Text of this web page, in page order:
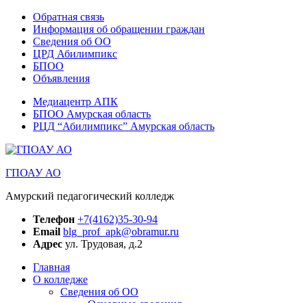
Обратная связь
Информация об обращении граждан
Сведения об ОО
ЦРД Абилимпикс
БПОО
Объявления
Медиацентр АПК
БПОО Амурская область
РЦД “Абилимпикс” Амурская область
ГПОАУ АО
Амурский педагогический колледж
Телефон +7(4162)35-30-94
Email blg_prof_apk@obramur.ru
Адрес ул. Трудовая, д.2
Главная
О колледже
Сведения об ОО